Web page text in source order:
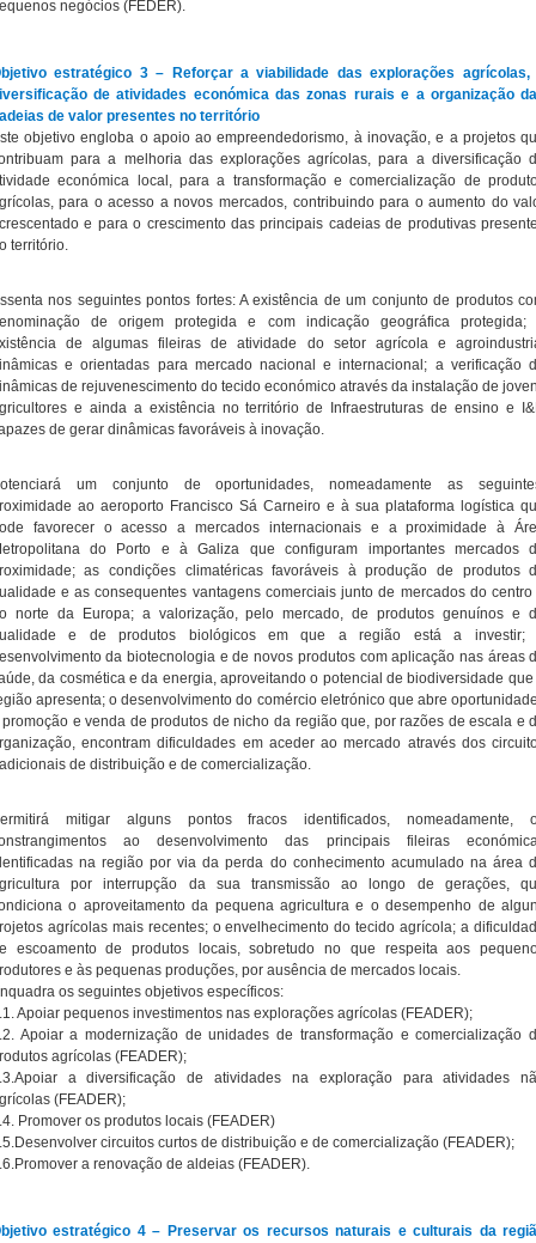
negócios (FEDER).
estratégico 3 – Reforçar a viabilidade das explorações agrícolas,
de atividades económica das zonas rurais e a organização
de valor presentes no território
objetivo engloba o apoio ao empreendedorismo, à inovação, e a projetos
para a melhoria das explorações agrícolas, para a diversificação
económica local, para a transformação e comercialização de
para o acesso a novos mercados, contribuindo para o aumento do
e para o crescimento das principais cadeias de produtivas
território.
nos seguintes pontos fortes: A existência de um conjunto de produtos
de origem protegida e com indicação geográfica protegida;
de algumas fileiras de atividade do setor agrícola e
e orientadas para mercado nacional e internacional; a verificação
de rejuvenescimento do tecido económico através da instalação de
e ainda a existência no território de Infraestruturas de ensino e
de gerar dinâmicas favoráveis à inovação.
um conjunto de oportunidades, nomeadamente as
ao aeroporto Francisco Sá Carneiro e à sua plataforma logística
favorecer o acesso a mercados internacionais e a proximidade à
do Porto e à Galiza que configuram importantes mercados
as condições climatéricas favoráveis à produção de produtos
e as consequentes vantagens comerciais junto de mercados do centro
norte da Europa; a valorização, pelo mercado, de produtos genuínos e
e de produtos biológicos em que a região está a investir;
da biotecnologia e de novos produtos com aplicação nas áreas
da cosmética e da energia, aproveitando o potencial de biodiversidade que
apresenta; o desenvolvimento do comércio eletrónico que abre
promoção e venda de produtos de nicho da região que, por razões de escala e
encontram dificuldades em aceder ao mercado através dos
de distribuição e de comercialização.
mitigar alguns pontos fracos identificados, nomeadamente,
ao desenvolvimento das principais fileiras
na região por via da perda do conhecimento acumulado na área
por interrupção da sua transmissão ao longo de gerações,
o aproveitamento da pequena agricultura e o desempenho de
agrícolas mais recentes; o envelhecimento do tecido agrícola; a
escoamento de produtos locais, sobretudo no que respeita aos
e às pequenas produções, por ausência de mercados locais.
os seguintes objetivos específicos:
Apoiar pequenos investimentos nas explorações agrícolas (FEADER);
Apoiar a modernização de unidades de transformação e comercialização
agrícolas (FEADER);
a diversificação de atividades na exploração para atividades
(FEADER);
Promover os produtos locais (FEADER)
circuitos curtos de distribuição e de comercialização (FEADER);
a renovação de aldeias (FEADER).
estratégico 4 – Preservar os recursos naturais e culturais da